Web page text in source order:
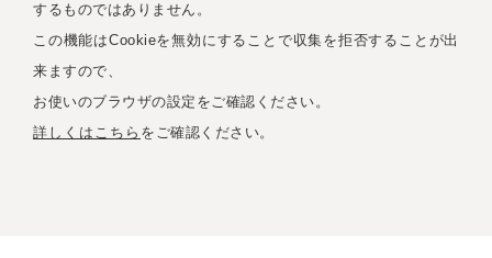
するものではありません。
この機能はCookieを無効にすることで収集を拒否することが出
来ますので、
お使いのブラウザの設定をご確認ください。
詳しくはこちら をご確認ください。